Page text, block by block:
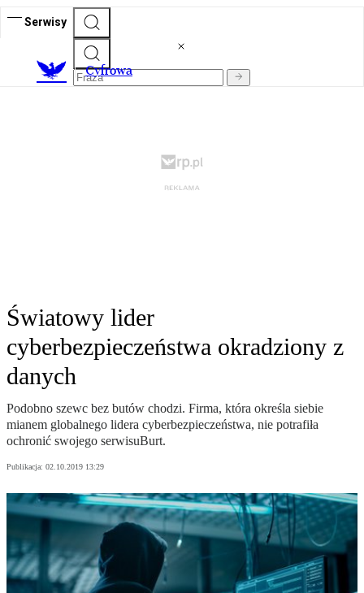
Serwisy
Cyfrowa
Światowy lider
cyberbezpieczeństwa okradziony z
danych
Podobno szewc bez butów chodzi. Firma, która określa siebie
mianem globalnego lidera cyberbezpieczeństwa, nie potrafiła
ochronić swojego serwisuBurt.
Publikacja: 02.10.2019 13:29